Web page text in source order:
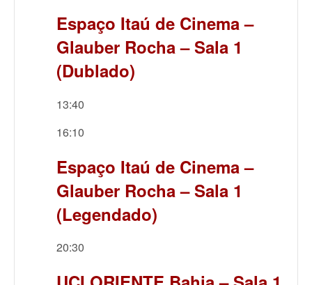
Espaço Itaú de Cinema –
Glauber Rocha – Sala 1
(Dublado)
13:40
16:10
Espaço Itaú de Cinema –
Glauber Rocha – Sala 1
(Legendado)
20:30